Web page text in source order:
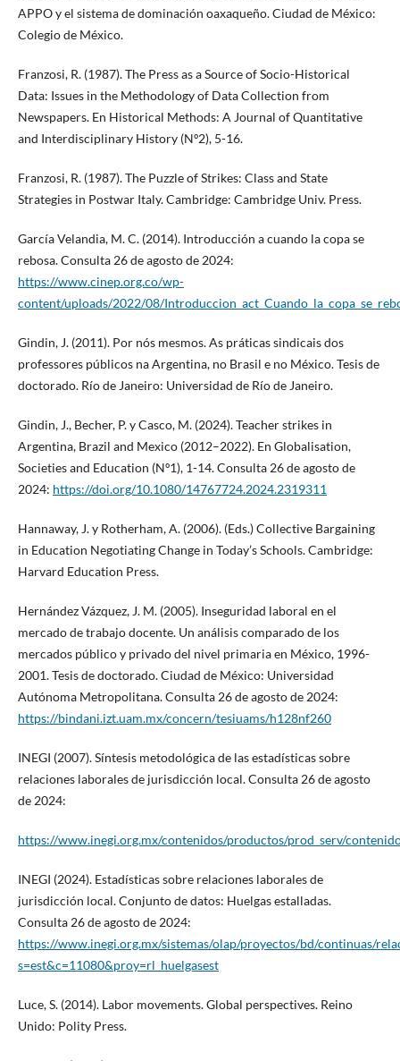
APPO y el sistema de dominación oaxaqueño. Ciudad de México:
Colegio de México.
Franzosi, R. (1987). The Press as a Source of Socio-Historical
Data: Issues in the Methodology of Data Collection from
Newspapers. En Historical Methods: A Journal of Quantitative
and Interdisciplinary History (Nº2), 5-16.
Franzosi, R. (1987). The Puzzle of Strikes: Class and State
Strategies in Postwar Italy. Cambridge: Cambridge Univ. Press.
García Velandia, M. C. (2014). Introducción a cuando la copa se
rebosa. Consulta 26 de agosto de 2024:
https://www.cinep.org.co/wp-
content/uploads/2022/08/
Gindin, J. (2011). Por nós mesmos. As práticas sindicais dos
professores públicos na Argentina, no Brasil e no México. Tesis de
doctorado. Río de Janeiro: Universidad de Río de Janeiro.
Gindin, J., Becher, P. y Casco, M. (2024). Teacher strikes in
Argentina, Brazil and Mexico (2012–2022). En Globalisation,
Societies and Education (Nº1), 1-14. Consulta 26 de agosto de
2024: https://doi.org/10.1080/14767724.2024.2319311
Hannaway, J. y Rotherham, A. (2006). (Eds.) Collective Bargaining
in Education Negotiating Change in Today’s Schools. Cambridge:
Harvard Education Press.
Hernández Vázquez, J. M. (2005). Inseguridad laboral en el
mercado de trabajo docente. Un análisis comparado de los
mercados público y privado del nivel primaria en México, 1996-
2001. Tesis de doctorado. Ciudad de México: Universidad
Autónoma Metropolitana. Consulta 26 de agosto de 2024:
https://bindani.izt.uam.mx/concern/tesiuams/h128nf260
INEGI (2007). Síntesis metodológica de las estadísticas sobre
relaciones laborales de jurisdicción local. Consulta 26 de agosto
de 2024:
https://www.inegi.org.mx/contenidos/productos/prod_serv/
INEGI (2024). Estadísticas sobre relaciones laborales de
jurisdicción local. Conjunto de datos: Huelgas estalladas.
Consulta 26 de agosto de 2024:
https://www.inegi.org.mx/sistemas/olap/proyectos/bd/continuas/
s=est&c=11080&proy=rl_huelgasest
Luce, S. (2014). Labor movements. Global perspectives. Reino
Unido: Polity Press.